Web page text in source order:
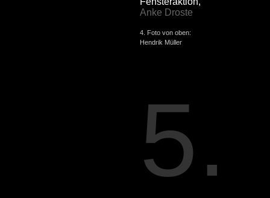
Anke Droste
4. Foto von oben:
Hendrik Müller
5.